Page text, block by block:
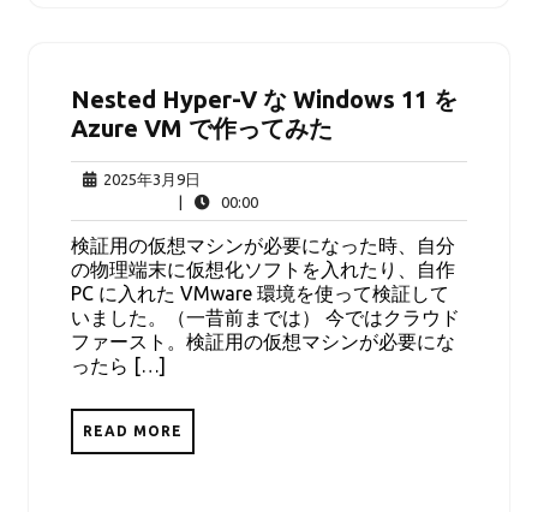
Nested Hyper-V な Windows 11 を
Azure VM で作ってみた
2025年3月9日
年
3
月
9
日
00:0000:00
検証用の仮想マシンが必要になった時、自分
の物理端末に仮想化ソフトを入れたり、自作
PC に入れた VMware 環境を使って検証して
いました。（一昔前までは） 今ではクラウド
ファースト。検証用の仮想マシンが必要にな
ったら […]
READ MORE